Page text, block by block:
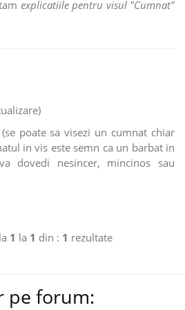
explicatiile pentru visul "Cumnat"
(se poate sa visezi un cumnat chiar
in vis este semn ca un barbat in
dovedi nesincer, mincinos sau
1 la 1 din : 1 rezultate
pe forum: